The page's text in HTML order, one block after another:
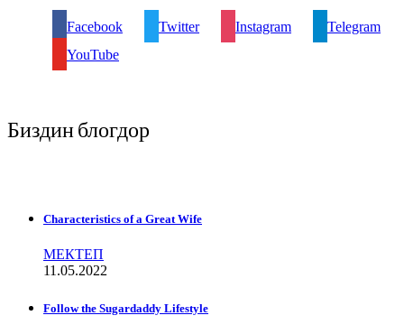
Facebook Twitter Instagram
Telegram
YouTube
Биздин блогдор
Characteristics of a Great Wife
МЕКТЕП
11.05.2022
Follow the Sugardaddy Lifestyle